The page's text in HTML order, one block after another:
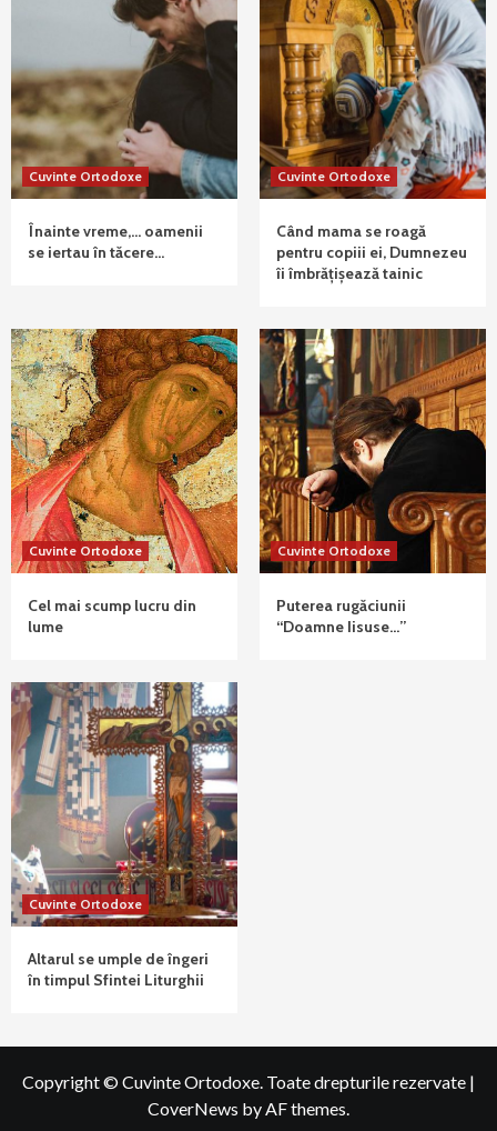
Cuvinte Ortodoxe
Înainte vreme,… oamenii
se iertau în tăcere…
Cuvinte Ortodoxe
Când mama se roagă
pentru copiii ei, Dumnezeu
îi îmbrățișează tainic
Cuvinte Ortodoxe
Cel mai scump lucru din
lume
Cuvinte Ortodoxe
Puterea rugăciunii
“Doamne Iisuse…”
Cuvinte Ortodoxe
Altarul se umple de îngeri
în timpul Sfintei Liturghii
Copyright © Cuvinte Ortodoxe. Toate drepturile rezervate |
CoverNews by AF themes.